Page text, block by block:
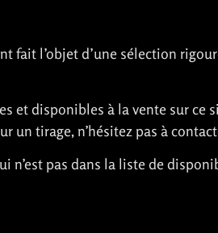
fait l’objet d’une sélection
et disponibles à la vente sur ce
un tirage, n’hésitez pas à
n’est pas dans la liste de